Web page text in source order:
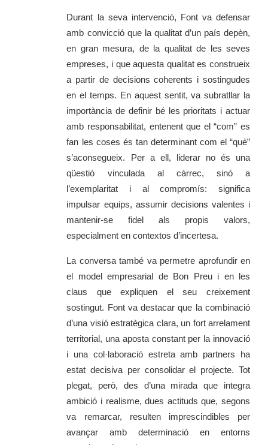
Durant la seva intervenció, Font va defensar
amb convicció que la qualitat d’un país depèn,
en gran mesura, de la qualitat de les seves
empreses, i que aquesta qualitat es construeix
a partir de decisions coherents i sostingudes
en el temps. En aquest sentit, va subratllar la
importància de definir bé les prioritats i actuar
amb responsabilitat, entenent que el “com” es
fan les coses és tan determinant com el “què”
s’aconsegueix. Per a ell, liderar no és una
qüestió vinculada al càrrec, sinó a
l’exemplaritat i al compromís: significa
impulsar equips, assumir decisions valentes i
mantenir-se fidel als propis valors,
especialment en contextos d’incertesa.
La conversa també va permetre aprofundir en
el model empresarial de Bon Preu i en les
claus que expliquen el seu creixement
sostingut. Font va destacar que la combinació
d’una visió estratègica clara, un fort arrelament
territorial, una aposta constant per la innovació
i una col·laboració estreta amb partners ha
estat decisiva per consolidar el projecte. Tot
plegat, però, des d’una mirada que integra
ambició i realisme, dues actituds que, segons
va remarcar, resulten imprescindibles per
avançar amb determinació en entorns